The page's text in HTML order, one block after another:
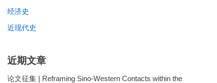
经济史
近现代史
近期文章
论文征集 | Reframing Sino-Western Contacts within the